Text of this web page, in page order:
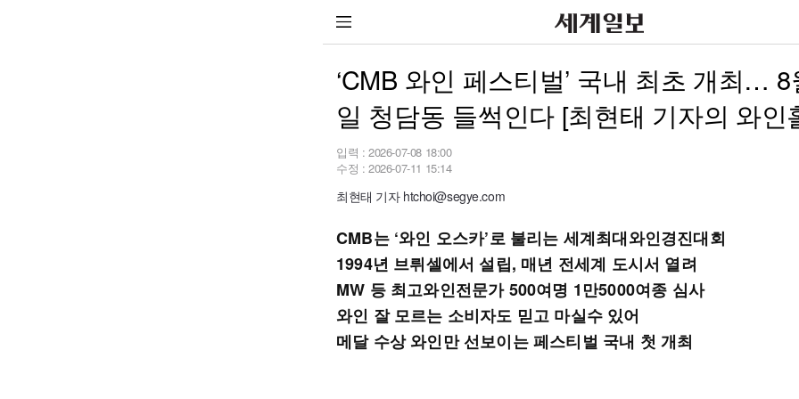
‘CMB 와인 페스티벌’ 국내 최초 개최… 8
일 청담동 들썩인다 [최현태 기자의 와인
입력 : 2026-07-08 18:00
수정 : 2026-07-11 15:14
최현태 기자 htchoi@segye.com
CMB는 ‘와인 오스카’로 불리는 세계최대와인경진대회
1994년 브뤼셀에서 설립, 매년 전세계 도시서 열려
MW 등 최고와인전문가 500여명 1만5000여종 심사
와인 잘 모르는 소비자도 믿고 마실수 있어
메달 수상 와인만 선보이는 페스티벌 국내 첫 개최